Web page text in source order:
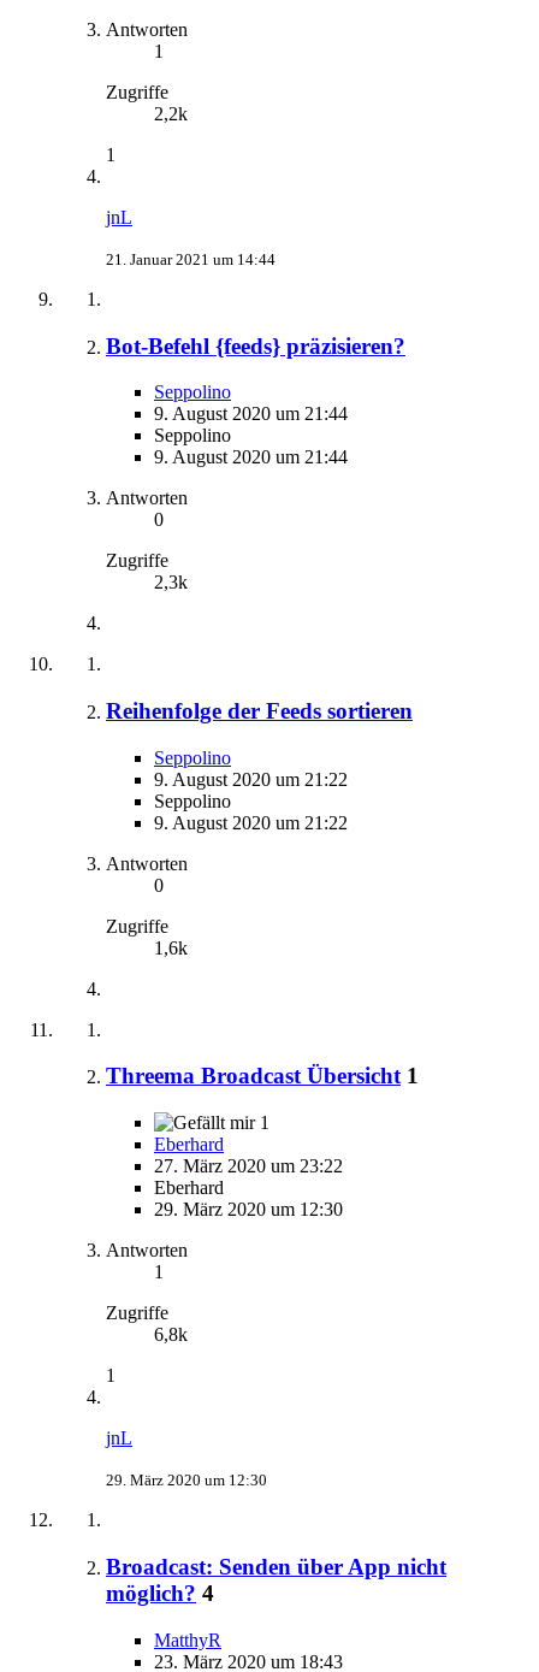
Antworten
1
Zugriffe
2,2k
1
jnL
21. Januar 2021 um 14:44
Bot-Befehl {feeds} präzisieren?
Seppolino
9. August 2020 um 21:44
Seppolino
9. August 2020 um 21:44
Antworten
0
Zugriffe
2,3k
Reihenfolge der Feeds sortieren
Seppolino
9. August 2020 um 21:22
Seppolino
9. August 2020 um 21:22
Antworten
0
Zugriffe
1,6k
Threema Broadcast Übersicht 1
1
Eberhard
27. März 2020 um 23:22
Eberhard
29. März 2020 um 12:30
Antworten
1
Zugriffe
6,8k
1
jnL
29. März 2020 um 12:30
Broadcast: Senden über App nicht
möglich? 4
MatthyR
23. März 2020 um 18:43